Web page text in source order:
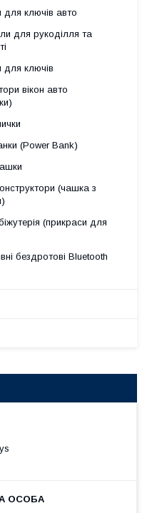
для ключів авто
для рукоділля та
для ключів
вікон авто
(Power Bank)
(чашка з
(прикраси для
бездротові Bluetooth